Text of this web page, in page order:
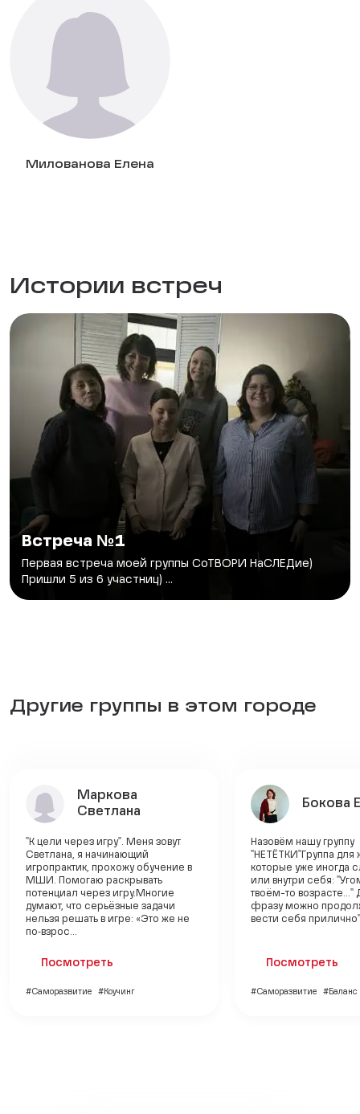
Милованова Елена
Истории встреч
Встреча №1
Первая встреча моей группы СоТВОРИ НаСЛЕДие)
Пришли 5 из 6 участниц) ...
Другие группы в этом городе
Маркова
Светлана
"К цели через игру". Меня зовут
Светлана, я начинающий
игропрактик, прохожу обучение в
МШИ. Помогаю раскрывать
потенциал через игру.Многие
думают, что серьёзные задачи
нельзя решать в игре: «Это же не
по‑взрос...
Посмотреть
#Саморазвитие #Коучинг
Бокова
Назовём нашу группу
"НЕТЁТКИ"Группа для
которые уже иногда
или внутри себя:
твоём-то возрасте..."
фразу можно
вести себя
Посмотреть
#Саморазвитие